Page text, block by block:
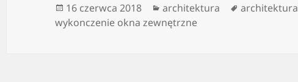
Data
publikacji
16 czerwca 2018 Kategorie
architektura Tagi
architektura
wykonczenie okna zewnętrzne